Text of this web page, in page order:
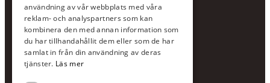
E-post:info@scandcon.se
BESÖKSADRESS
Backagårdsgatan 9
511 57 Kinna
användning av vår webbplats med våra
reklam- och analyspartners som kan
kombinera den med annan information som
du har tillhandahållit dem eller som de har
samlat in från din användning av deras
tjänster. Läs mer